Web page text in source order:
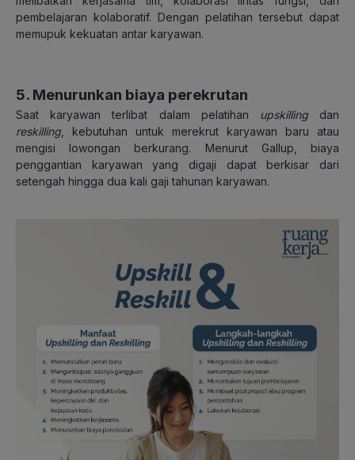
pembelajaran kolaboratif. Dengan pelatihan tersebut dapat
memupuk kekuatan antar karyawan.
5. Menurunkan biaya perekrutan
Saat karyawan terlibat dalam pelatihan upskillingdan
reskilling , kebutuhan untuk merekrut karyawan baru atau
mengisi lowongan berkurang. Menurut Gallup, biaya
penggantian karyawan yang digaji dapat berkisar dari
setengah hingga dua kali gaji tahunan karyawan.